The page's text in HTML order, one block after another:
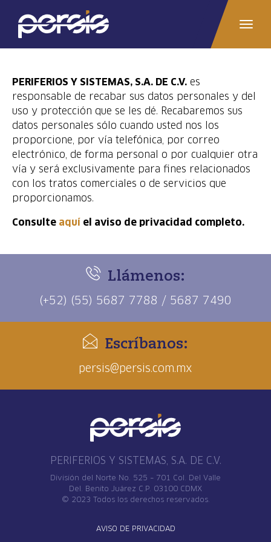
contenido
principal
AVISO DE PRIVACIDAD
PERIFERIOS Y SISTEMAS, S.A. DE C.V. es
responsable de recabar sus datos personales y del
uso y protección que se les dé. Recabaremos sus
datos personales sólo cuando usted nos los
proporcione, por vía telefónica, por correo
electrónico, de forma personal o por cualquier otra
vía y será exclusivamente para fines relacionados
con los tratos comerciales o de servicios que
proporcionamos.
Consulte aquí el aviso de privacidad completo.
Llámenos:
(+52) (55) 5687 7788 / 5687 7490
Escríbanos:
persis@persis.com.mx
PERIFERIOS Y SISTEMAS, S.A. DE C.V.
División del Norte No. 525 – 701 Col. Del Valle
Del. Benito Juárez C.P. 03100 CDMX
© 2023 Todos los derechos reservados.
AVISO DE PRIVACIDAD